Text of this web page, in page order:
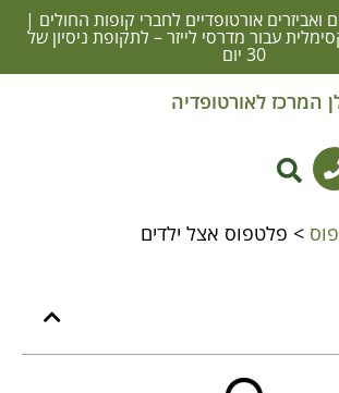
אורטופדיים לחברי קופות החולים |
עבור מדרסי לייזר – לתקופת ניסיון של
30 יום
המרכז לאורטופדיה
>פלטפוס אצל ילדים